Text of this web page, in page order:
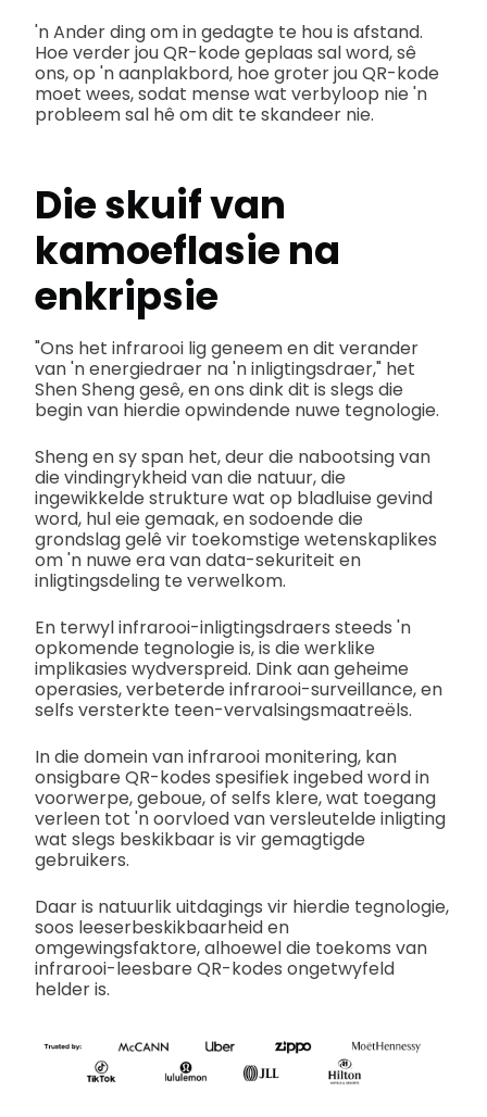
'n Ander ding om in gedagte te hou is afstand.
Hoe verder jou QR-kode geplaas sal word, sê
ons, op 'n aanplakbord, hoe groter jou QR-kode
moet wees, sodat mense wat verbyloop nie 'n
probleem sal hê om dit te skandeer nie.
Die skuif van
kamoeflasie na
enkripsie
"Ons het infrarooi lig geneem en dit verander
van 'n energiedraer na 'n inligtingsdraer," het
Shen Sheng gesê, en ons dink dit is slegs die
begin van hierdie opwindende nuwe tegnologie.
Sheng en sy span het, deur die nabootsing van
die vindingrykheid van die natuur, die
ingewikkelde strukture wat op bladluise gevind
word, hul eie gemaak, en sodoende die
grondslag gelê vir toekomstige wetenskaplikes
om 'n nuwe era van data-sekuriteit en
inligtingsdeling te verwelkom.
En terwyl infrarooi-inligtingsdraers steeds 'n
opkomende tegnologie is, is die werklike
implikasies wydverspreid. Dink aan geheime
operasies, verbeterde infrarooi-surveillance, en
selfs versterkte teen-vervalsingsmaatreëls.
In die domein van infrarooi monitering, kan
onsigbare QR-kodes spesifiek ingebed word in
voorwerpe, geboue, of selfs klere, wat toegang
verleen tot 'n oorvloed van versleutelde inligting
wat slegs beskikbaar is vir gemagtigde
gebruikers.
Daar is natuurlik uitdagings vir hierdie tegnologie,
soos leeserbeskikbaarheid en
omgewingsfaktore, alhoewel die toekoms van
infrarooi-leesbare QR-kodes ongetwyfeld
helder is.